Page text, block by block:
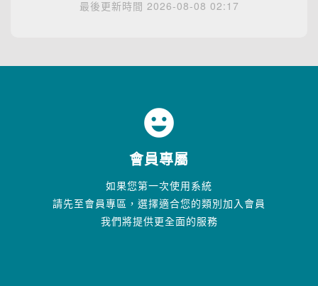
最後更新時間 2026-08-08 02:17
emoji_emotions
會員專屬
如果您第一次使用系統
請先至會員專區，選擇適合您的類別加入會員
我們將提供更全面的服務